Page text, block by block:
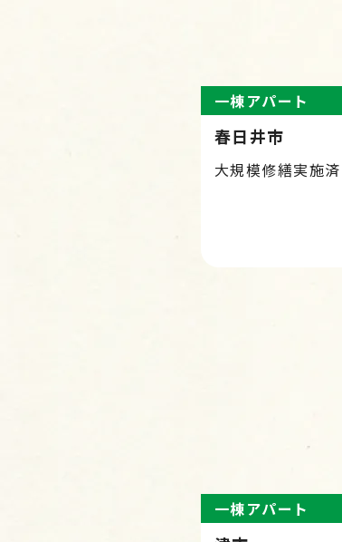
一棟アパート
春日井市
大規模修繕実施済
一棟アパート